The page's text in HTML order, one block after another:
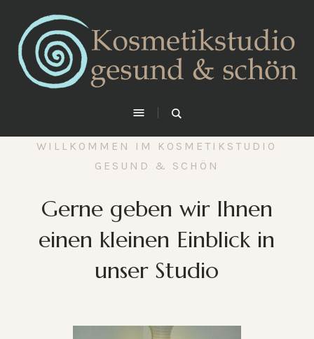
WILLKOMMEN IM KOSMETIKSTUDIO
GESUND & SCHÖN
Gerne geben wir Ihnen
einen kleinen Einblick in
unser Studio